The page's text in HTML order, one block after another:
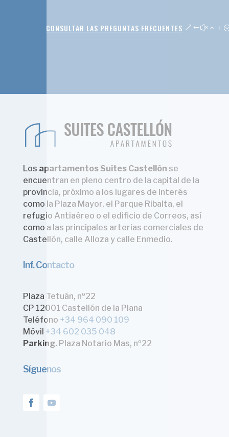
CONSULTAR LAS PREGUNTAS FRECUENTES
Los apartamentos Suites Castellón se
encuentran en pleno centro de la capital de la
provincia, próximo a los lugares de interés
como la Plaza Mayor, el Parque Ribalta, el
refugio Antiaéreo o el edificio de Correos, así
como a las principales arterias comerciales de
Castellón, calle Alloza y calle Enmedio.
Inf. Contacto
Plaza Tetuán, nº22
CP 12001 Castellón de la Plana
Teléfono +34 964 090 109
Móvil +34 602 035 048
Parking.Plaza Notario Mas, nº22
Síguenos